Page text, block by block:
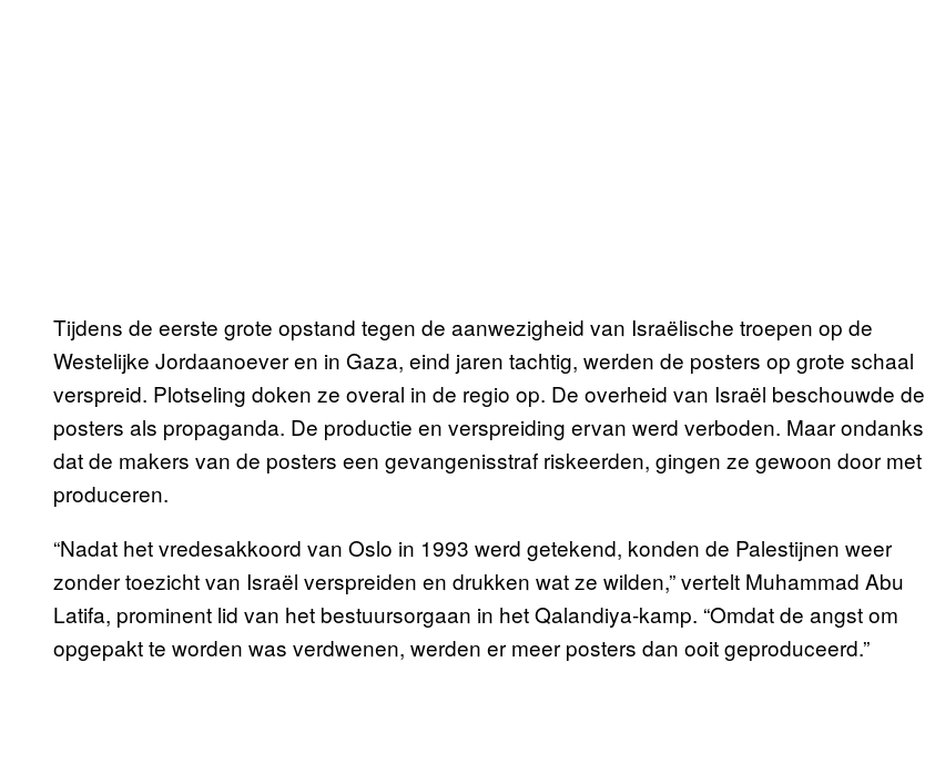
Tijdens de eerste grote opstand tegen de aanwezigheid van Israëlische troepen op de
Westelijke Jordaanoever en in Gaza, eind jaren tachtig, werden de posters op grote schaal
verspreid. Plotseling doken ze overal in de regio op. De overheid van Israël beschouwde de
posters als propaganda. De productie en verspreiding ervan werd verboden. Maar ondanks
dat de makers van de posters een gevangenisstraf riskeerden, gingen ze gewoon door met
produceren.
“Nadat het vredesakkoord van Oslo in 1993 werd getekend, konden de Palestijnen weer
zonder toezicht van Israël verspreiden en drukken wat ze wilden,” vertelt Muhammad Abu
Latifa, prominent lid van het bestuursorgaan in het Qalandiya-kamp. “Omdat de angst om
opgepakt te worden was verdwenen, werden er meer posters dan ooit geproduceerd.”